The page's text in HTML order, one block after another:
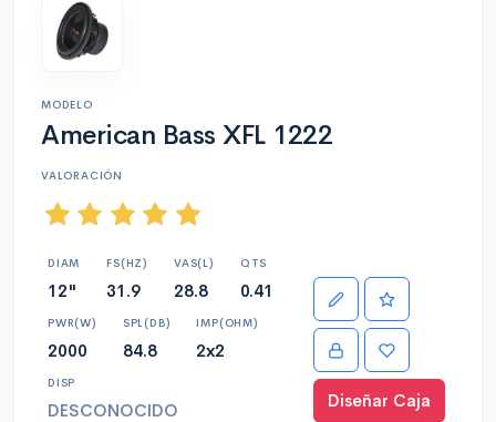
MODELO
American Bass XFL 1222
VALORACIÓN
DIAM
12"
FS(HZ)
31.9
VAS(L)
28.8
QTS
0.41
PWR(W)
2000
SPL(DB)
84.8
IMP(OHM)
2x2
DISP
DESCONOCIDO Diseñar Caja